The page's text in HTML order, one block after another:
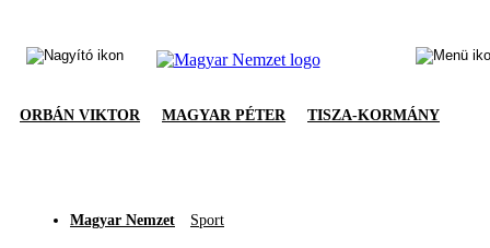
ORBÁN VIKTOR MAGYAR PÉTER TISZA-KORMÁNY
Magyar Nemzet Sport